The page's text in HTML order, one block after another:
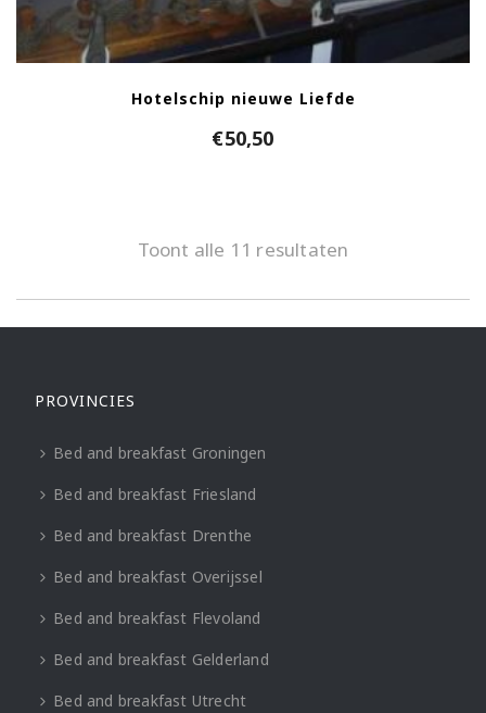
Hotelschip nieuwe Liefde
€50,50
Toont alle 11 resultaten
PROVINCIES
Bed and breakfast Groningen
Bed and breakfast Friesland
Bed and breakfast Drenthe
Bed and breakfast Overijssel
Bed and breakfast Flevoland
Bed and breakfast Gelderland
Bed and breakfast Utrecht